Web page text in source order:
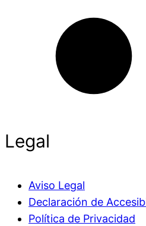
Legal
Aviso Legal
Declaración de
Política de Privacidad